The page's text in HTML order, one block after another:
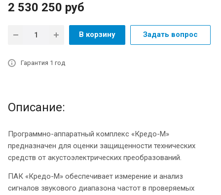
2 530 250 руб
В корзину Задать вопрос
Гарантия 1 год
Описание:
Программно-аппаратный комплекс «Кредо-М»
предназначен для оценки защищенности технических
средств от акустоэлектрических преобразований.
ПАК «Кредо-М» обеспечивает измерение и анализ
сигналов звукового диапазона частот в проверяемых